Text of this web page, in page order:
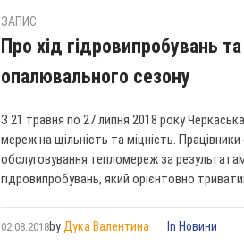
ЗАПИС
Про хід гідровипробувань
опалювального сезону
З 21 травня по 27 липня 2018 року
мереж на щільність та міцність.
обслуговування тепломереж за
гідровипробувань, який орієнтовно
02.08.2018by Дука Валентина In Новини